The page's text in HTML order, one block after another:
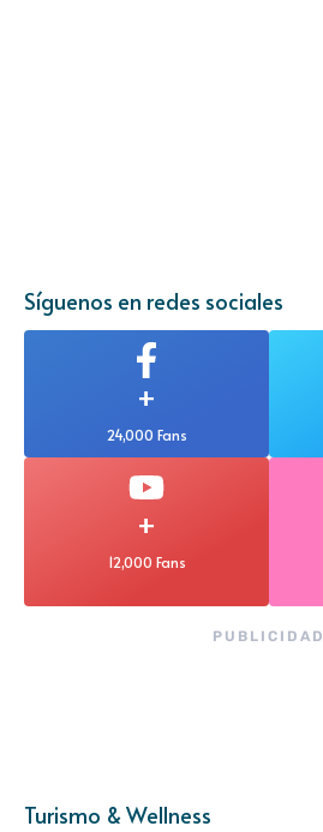
Síguenos en redes sociales
+
24,000 Fans
+
12,000 Fans
PUBLICIDAD
Turismo & Wellness